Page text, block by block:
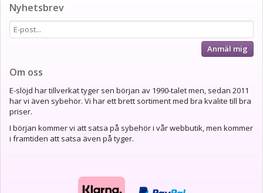
Nyhetsbrev
Anmäl mig
Om oss
E-slöjd har tillverkat tyger sen början av 1990-talet men, sedan 2011
har vi även sybehör. Vi har ett brett sortiment med bra kvalite till bra
priser.
I början kommer vi att satsa på sybehör i vår webbutik, men kommer
i framtiden att satsa även på tyger.